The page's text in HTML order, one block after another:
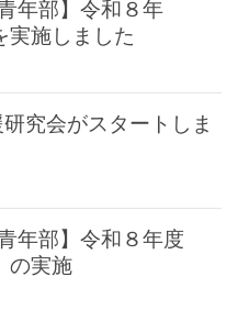
年部】令和８年
実施しました
究会がスタートしま
年部】令和８年度
の実施